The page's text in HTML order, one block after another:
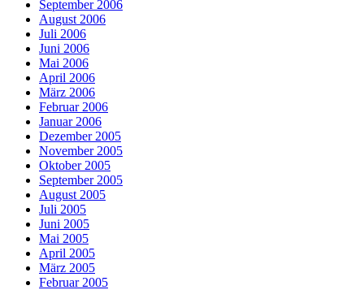
September 2006
August 2006
Juli 2006
Juni 2006
Mai 2006
April 2006
März 2006
Februar 2006
Januar 2006
Dezember 2005
November 2005
Oktober 2005
September 2005
August 2005
Juli 2005
Juni 2005
Mai 2005
April 2005
März 2005
Februar 2005